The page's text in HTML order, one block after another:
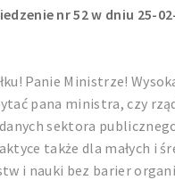
nr 52 w dniu 25-
Panie Ministrze!
pana ministra, czy
sektora
także dla małych i
i nauki bez barier